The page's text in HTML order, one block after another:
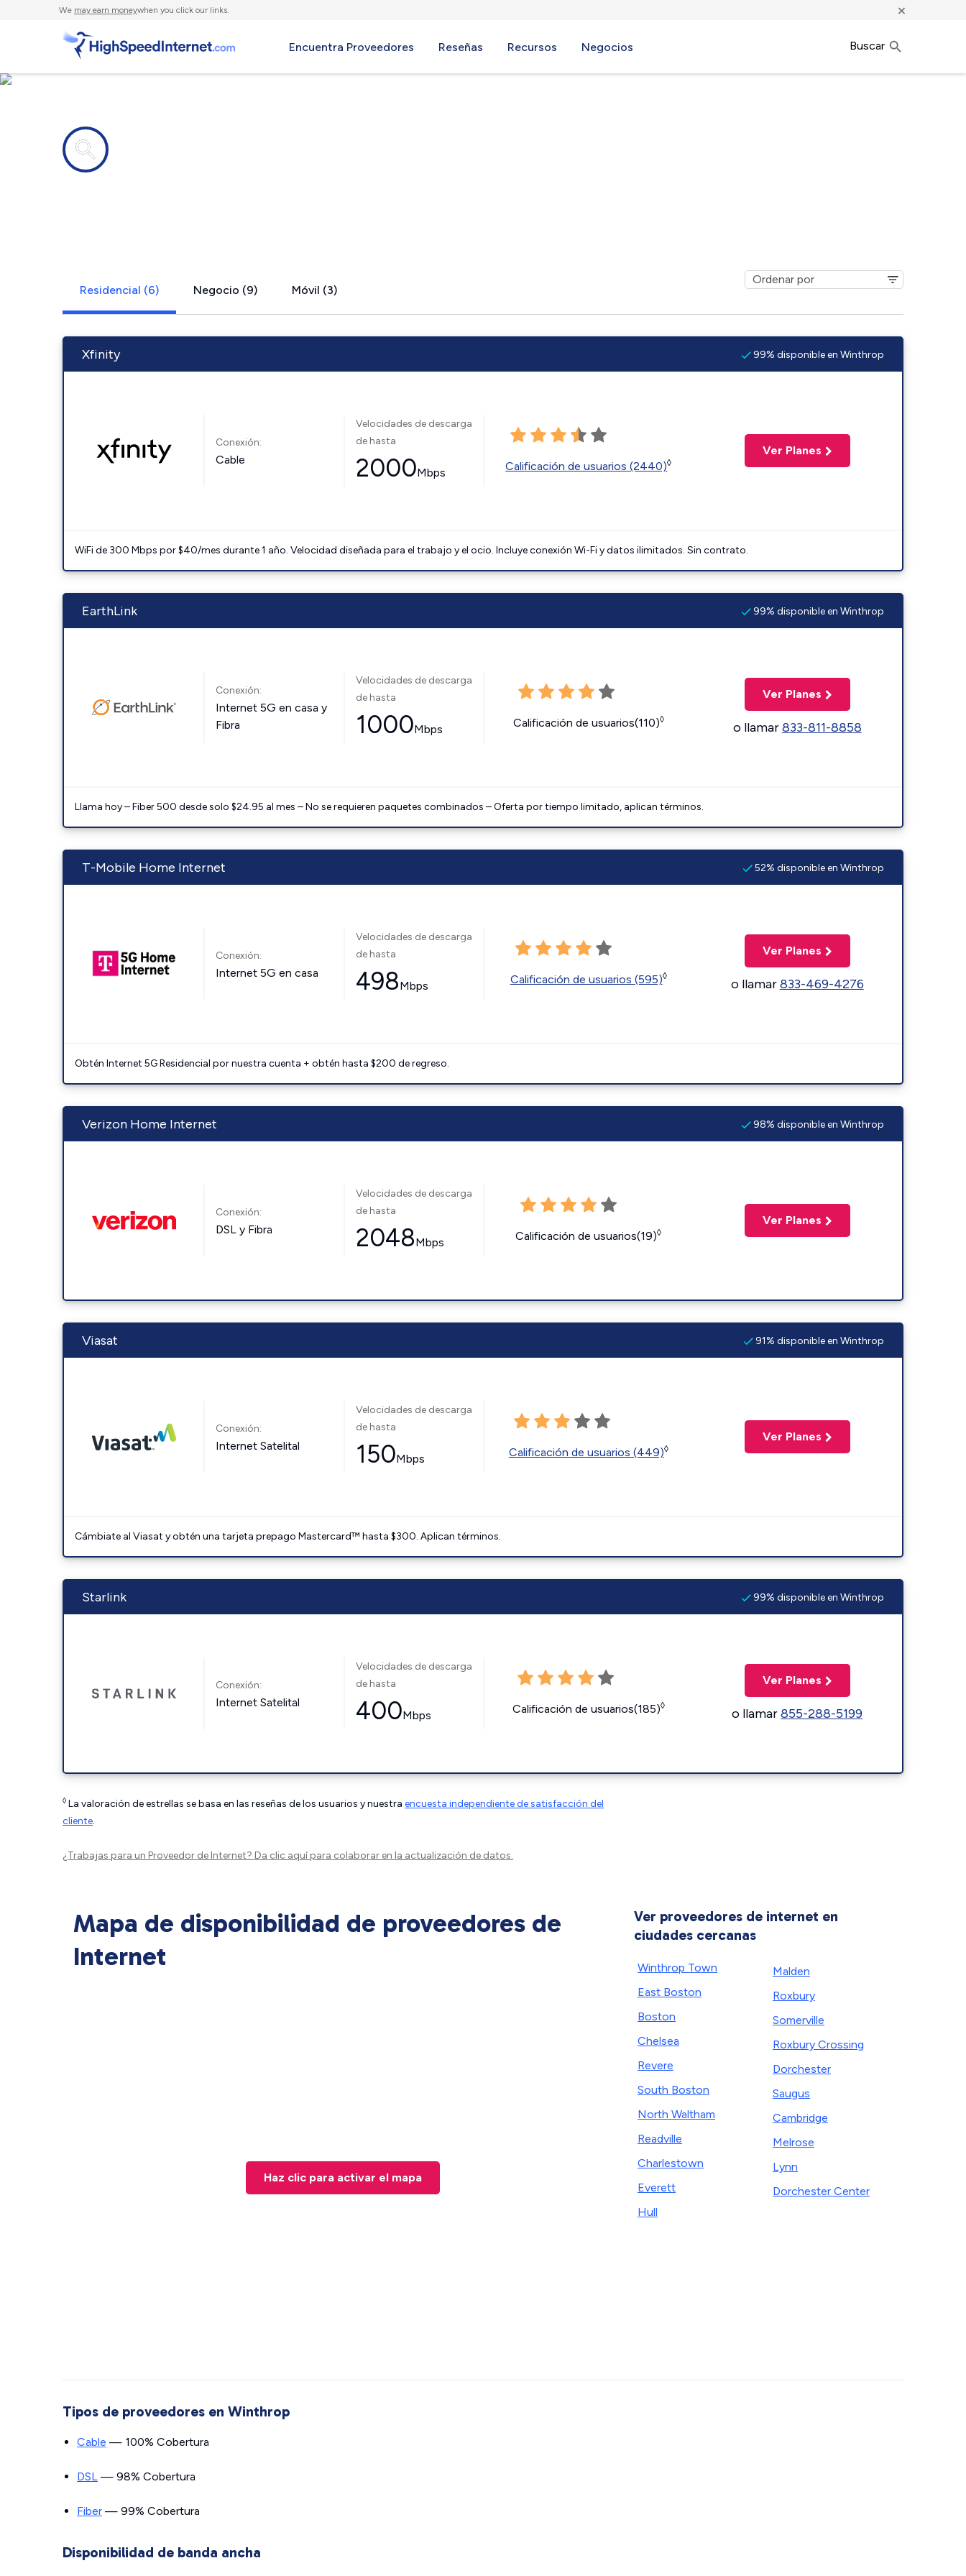
We may earn moneywhen you click our links. ×
Encuentra Proveedores Reseñas Recursos Negocios Buscar
Residencial (6) Negocio (9) Móvil (3)
Xfinity 99% disponible en Winthrop
Conexión:
Cable
Velocidades de descarga
de hasta
2000Mbps Calificación de usuarios (2440)◊
Ver Planes
WiFi de 300 Mbps por $40/mes durante 1 año. Velocidad diseñada para el trabajo y el ocio. Incluye conexión Wi-Fi y datos ilimitados. Sin contrato.
EarthLink 99% disponible en Winthrop
Conexión:
Internet 5G en casa y
Fibra
Velocidades de descarga
de hasta
1000Mbps Calificación de usuarios(110)◊
Ver Planes
o llamar833-811-8858
Llama hoy – Fiber 500 desde solo $24.95 al mes – No se requieren paquetes combinados – Oferta por tiempo limitado, aplican términos.
T-Mobile Home Internet 52% disponible en Winthrop
Conexión:
Internet 5G en casa
Velocidades de descarga
de hasta
498Mbps Calificación de usuarios (595)◊
Ver Planes
o llamar833-469-4276
Obtén Internet 5G Residencial por nuestra cuenta + obtén hasta $200 de regreso.
Verizon Home Internet 98% disponible en Winthrop
Conexión:
DSL y Fibra
Velocidades de descarga
de hasta
2048Mbps Calificación de usuarios(19)◊
Ver Planes
Viasat 91% disponible en Winthrop
Conexión:
Internet Satelital
Velocidades de descarga
de hasta
150Mbps Calificación de usuarios (449)◊
Ver Planes
Cámbiate al Viasat y obtén una tarjeta prepago Mastercard™ hasta $300. Aplican términos.
Starlink 99% disponible en Winthrop
Conexión:
Internet Satelital
Velocidades de descarga
de hasta
400Mbps Calificación de usuarios(185)◊
Ver Planes
o llamar855-288-5199
◊ La valoración de estrellas se basa en las reseñas de los usuarios y nuestra encuesta independiente de satisfacción del
cliente.
¿Trabajas para un Proveedor de Internet? Da clic aquípara colaborar en la actualización de datos.
Mapa de disponibilidad de proveedores de
Internet
Haz clic para activar el mapa
Ver proveedores de internet en
ciudades cercanas
Winthrop Town
East Boston
Boston
Chelsea
Revere
South Boston
North Waltham
Readville
Charlestown
Everett
Hull
Malden
Roxbury
Somerville
Roxbury Crossing
Dorchester
Saugus
Cambridge
Melrose
Lynn
Dorchester Center
Tipos de proveedores en Winthrop
Cable — 100% Cobertura
DSL — 98% Cobertura
Fiber — 99% Cobertura
Disponibilidad de banda ancha